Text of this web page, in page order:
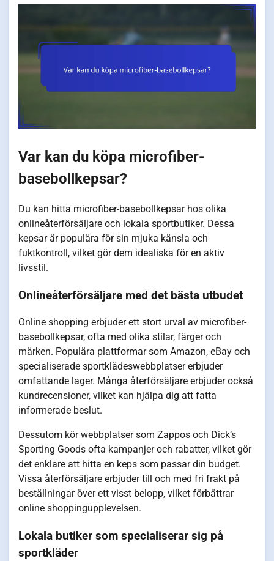
Var kan du köpa microfiber-
basebollkepsar?
Du kan hitta microfiber-basebollkepsar hos olika
onlineåterförsäljare och lokala sportbutiker. Dessa
kepsar är populära för sin mjuka känsla och
fuktkontroll, vilket gör dem idealiska för en aktiv
livsstil.
Onlineåterförsäljare med det bästa utbudet
Online shopping erbjuder ett stort urval av microfiber-
basebollkepsar, ofta med olika stilar, färger och
märken. Populära plattformar som Amazon, eBay och
specialiserade sportklädeswebbplatser erbjuder
omfattande lager. Många återförsäljare erbjuder också
kundrecensioner, vilket kan hjälpa dig att fatta
informerade beslut.
Dessutom kör webbplatser som Zappos och Dick’s
Sporting Goods ofta kampanjer och rabatter, vilket gör
det enklare att hitta en keps som passar din budget.
Vissa återförsäljare erbjuder till och med fri frakt på
beställningar över ett visst belopp, vilket förbättrar
online shoppingupplevelsen.
Lokala butiker som specialiserar sig på
sportkläder